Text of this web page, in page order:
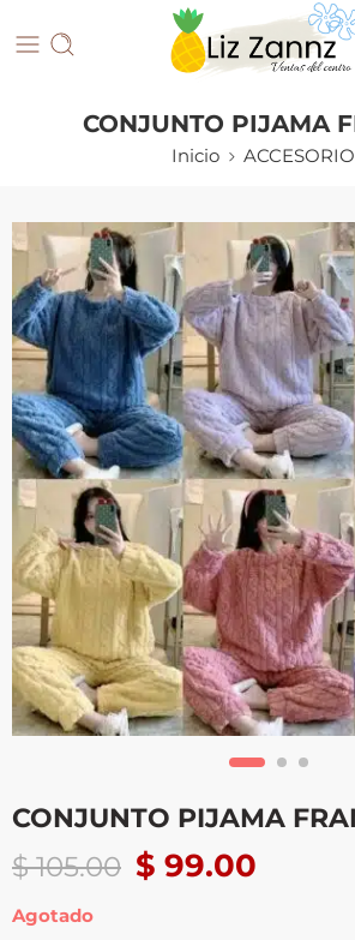
CONJUNTO PIJAMA
Inicio
CONJUNTO PIJAMA
$105.00 $ 99.00
Agotado